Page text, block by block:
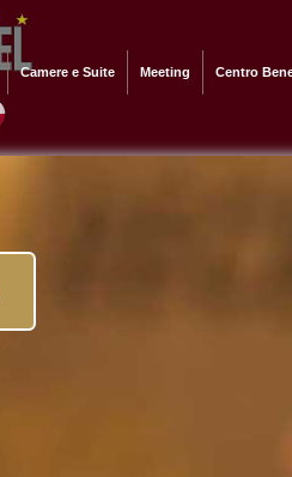
Camere e Suite Meeting Centro